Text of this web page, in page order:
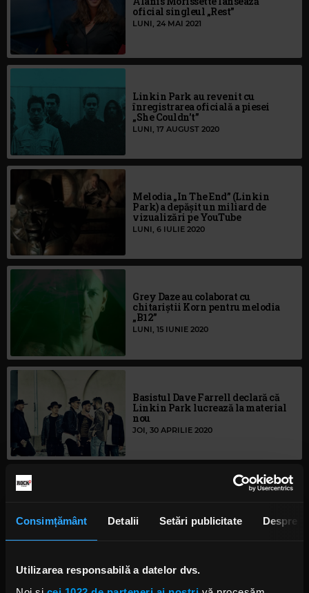
Consimțământ Detalii Setări publicitate Despre
Utilizarea responsabilă a datelor dvs.
oficial singleul „Rest”
LUNI, 24 MAI 2021
Linkin Park au revenit cu
înregistrarea oficială a piesei
„She Couldn't”
LUNI, 17 AUGUST 2020
Melodia „In The End” (Linkin
Park) a depășit un miliard de
vizualizări pe YouTube
LUNI, 6 IULIE 2020
Grey Daze au colaborat cu
chitariștii Korn pentru melodia
„B12”
LUNI, 15 IUNIE 2020
Basistul Dave Farrell declară că
Linkin Park lucrează la material
nou
JOI, 30 APRILIE 2020
Mark Morton (Lamb Of God) își
Park)